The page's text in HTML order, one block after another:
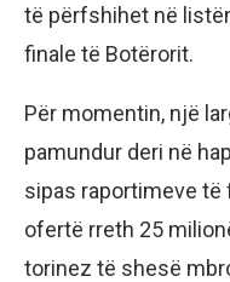
të përfshihet në
finale të Botërorit.
Për momentin, një
pamundur deri në
sipas raportimeve
ofertë rreth 25
torinez të shesë